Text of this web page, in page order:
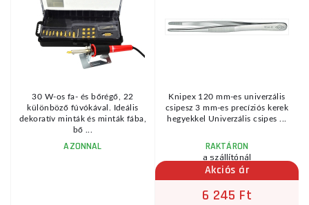
30 W-os fa- és bőrégő, 22
különböző fúvókával. Ideális
dekoratív minták és minták fába,
bő ...
AZONNAL
Knipex 120 mm-es univerzális
csipesz 3 mm-es precíziós kerek
hegyekkel Univerzális csipes ...
RAKTÁRON
a szállítónál
Akciós ár
6 245 Ft